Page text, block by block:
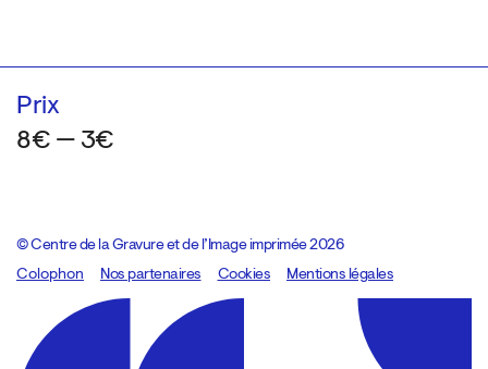
Prix
8€ — 3€
© Centre de la Gravure et de l’Image imprimée 2026
Colophon
Design:Marcel Kaczmarek, code:8080.studio
Nos partenaires Cookies Mentions légales